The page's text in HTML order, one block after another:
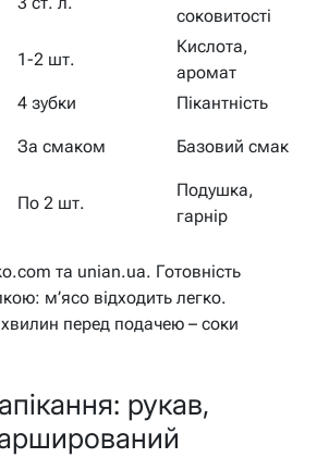
соковитості
1-2 шт.
Кислота,
аромат
4 зубки
Пікантність
За смаком Базовий смак
По 2 шт.
Подушка,
гарнір
та unian.ua. Готовність
м’ясо відходить легко.
перед подачею – соки
рукав,